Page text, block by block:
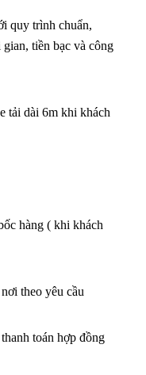
quy trình chuẩn,
tiền bạc và công
tải dài 6m khi khách
hàng ( khi khách
theo yêu cầu
toán hợp đồng